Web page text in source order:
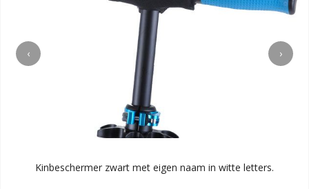
‹ ›
Kinbeschermer zwart met eigen naam in witte letters.